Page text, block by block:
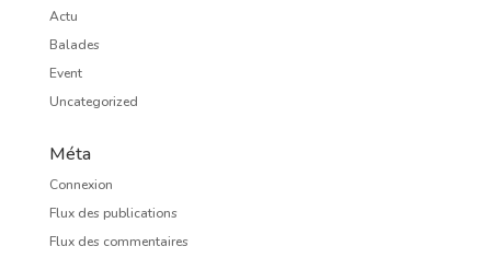
Actu
Balades
Event
Uncategorized
Méta
Connexion
Flux des publications
Flux des commentaires